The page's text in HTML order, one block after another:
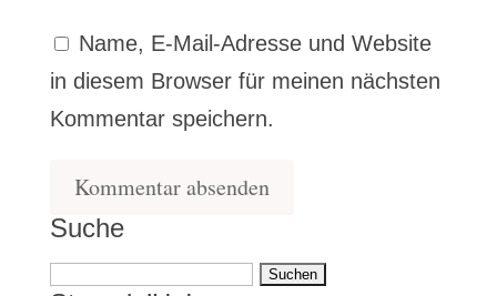
Name, E-Mail-Adresse und Website
in diesem Browser für meinen nächsten
Kommentar speichern.
Suche
Suchen